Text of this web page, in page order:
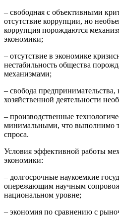
– свободная с объективными
отсутствие коррупции, но
коррупция порождаются
экономики;
– отсутствие в экономике
нестабильность общества
механизмами;
– свобода предпринимательства,
хозяйственной деятельности
– производственные
минимальными, что выполнимо
спроса.
Условия эффективной работы
экономики:
– долгосрочные наукоемкие
опережающим научным
национальном уровне;
– экономия по сравнению с